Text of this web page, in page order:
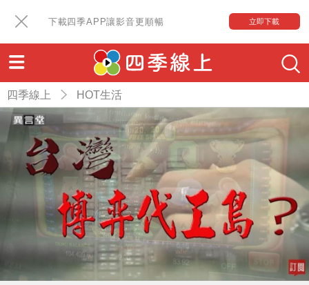
下載四季APP讓影音更順暢 立即下載
四季線上 HOT生活